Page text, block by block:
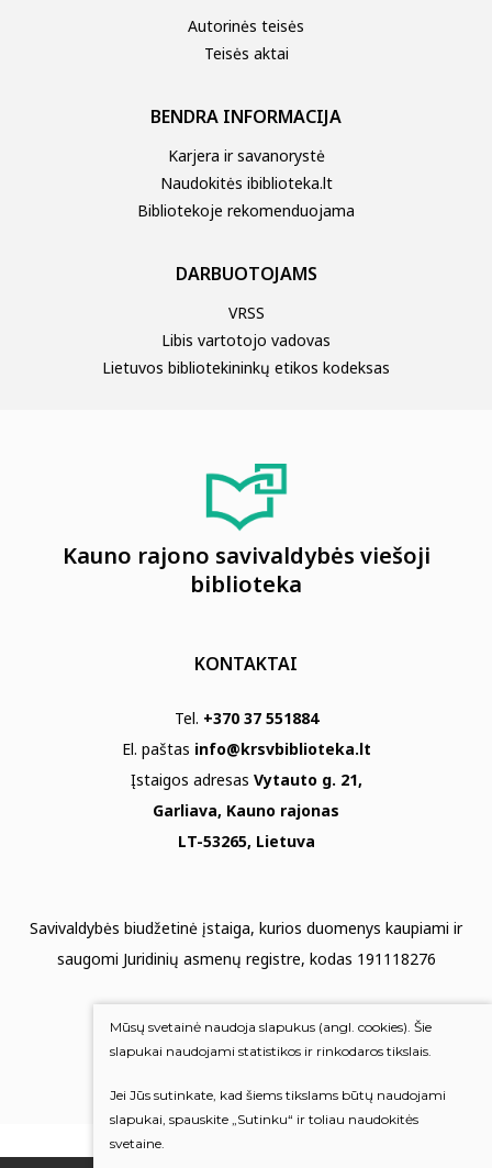
Autorinės teisės
Teisės aktai
BENDRA INFORMACIJA
Karjera ir savanorystė
Naudokitės ibiblioteka.lt
Bibliotekoje rekomenduojama
DARBUOTOJAMS
VRSS
Libis vartotojo vadovas
Lietuvos bibliotekininkų etikos kodeksas
Kauno rajono savivaldybės viešoji
biblioteka
KONTAKTAI
Tel. +370 37 551884
El. paštas info@krsvbiblioteka.lt
Įstaigos adresas Vytauto g. 21,
Garliava, Kauno rajonas
LT-53265, Lietuva
Savivaldybės biudžetinė įstaiga, kurios duomenys kaupiami ir
saugomi Juridinių asmenų registre, kodas 191118276
Duomenų apsauga
Mums rūpi Jūsų nuomonė
Įvertinkite mus
Mūsų svetainė naudoja slapukus (angl. cookies). Šie
slapukai naudojami statistikos ir rinkodaros tikslais.
Jei Jūs sutinkate, kad šiems tikslams būtų naudojami
slapukai, spauskite „Sutinku“ ir toliau naudokitės
svetaine.